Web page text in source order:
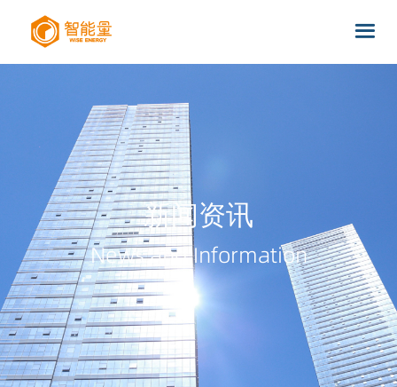
新闻资讯
News and Information